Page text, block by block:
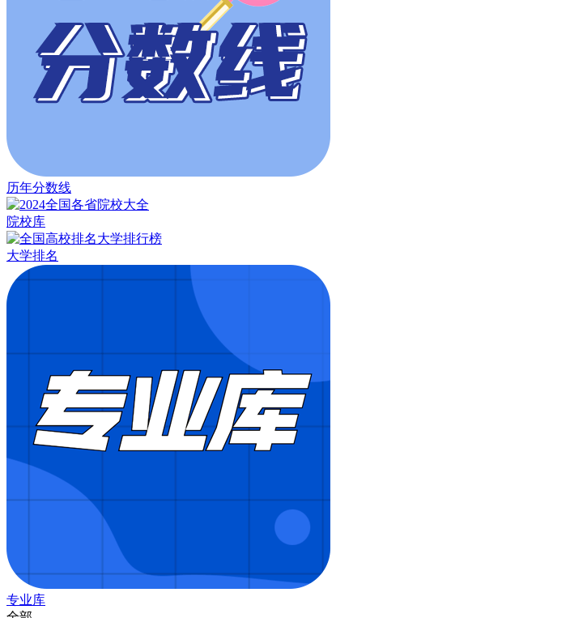
历年分数线
院校库
大学排名
专业库